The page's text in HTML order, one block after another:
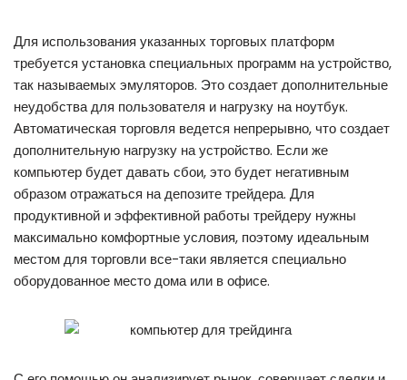
Для использования указанных торговых платформ
требуется установка специальных программ на устройство,
так называемых эмуляторов. Это создает дополнительные
неудобства для пользователя и нагрузку на ноутбук.
Автоматическая торговля ведется непрерывно, что создает
дополнительную нагрузку на устройство. Если же
компьютер будет давать сбои, это будет негативным
образом отражаться на депозите трейдера. Для
продуктивной и эффективной работы трейдеру нужны
максимально комфортные условия, поэтому идеальным
местом для торговли все-таки является специально
оборудованное место дома или в офисе.